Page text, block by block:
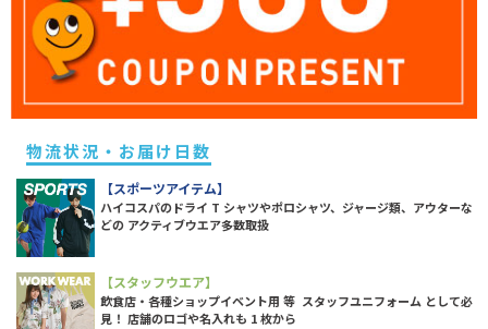
物流状況・お届け日数
【スポーツアイテム】
ハイコスパのドライ T シャツやポロシャツ、ジャージ類、アウターな
どの アクティブウエア多数取扱
【スタッフウエア】
飲食店・各種ショップイベント用 等 スタッフユニフォーム として必
見！ 店舗のロゴや名入れも 1 枚から